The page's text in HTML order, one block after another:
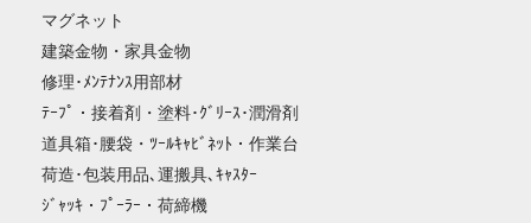
マグネット
建築金物・家具金物
修理･ﾒﾝﾃﾅﾝｽ用部材
ﾃｰﾌﾟ・接着剤・塗料･ｸﾞﾘｰｽ･潤滑剤
道具箱･腰袋・ﾂｰﾙｷｬﾋﾞﾈｯﾄ・作業台
荷造･包装用品､運搬具､ｷｬｽﾀｰ
ｼﾞｬｯｷ・ﾌﾟｰﾗｰ・荷締機